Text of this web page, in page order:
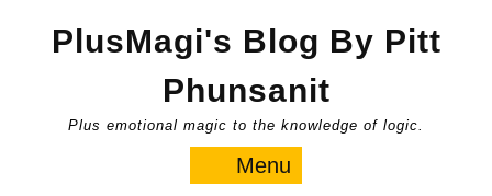
PlusMagi's Blog By Pitt
Phunsanit
Plus emotional magic to the knowledge of logic.
Menu